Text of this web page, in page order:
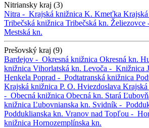
Nitriansky kraj (3)
Nitra - Krajská knižnica K. Kmeťka
Tribečská knižnica Tribečská kn. Želiezovce
Mestská kn.
Prešovský kraj (9)
Bardejov - Okresná knižnica Okresná kn.
knižnica Vihorlatská kn. Levoča - Knižnica
Henkela Poprad - Podtatranská knižnica
Krajská knižnica P. O. Hviezdoslava Krajská
- Obecná knižnica Obecná kn. Stará
knižnica Ľubovnianska kn. Svidník -
Podduklianska kn. Vranov nad Topľou -
knižnica Hornozemplínska kn.